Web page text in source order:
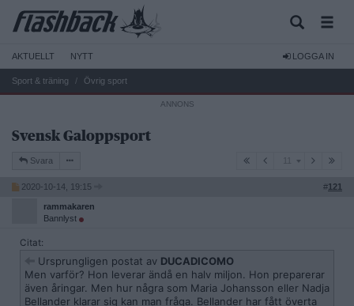
AKTUELLT NYTT LOGGA IN
Sport & träning Övrig sport
Svensk Galoppsport
Svara
2020-10-14, 19:15 #121
rammakaren
Bannlyst
Citat:
Ursprungligen postat av DUCADICOMO
Men varför? Hon leverar ändå en halv miljon. Hon preparerar
även åringar. Men hur några som Maria Johansson eller Nadja
Bellander klarar sig kan man fråga. Bellander har fått överta